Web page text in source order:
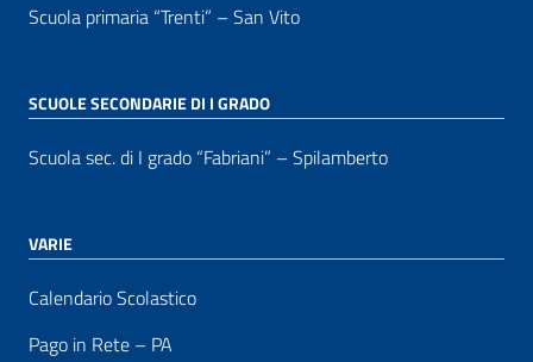
Scuola primaria “Trenti” – San Vito
SCUOLE SECONDARIE DI I GRADO
Scuola sec. di I grado “Fabriani” – Spilamberto
VARIE
Calendario Scolastico
Pago in Rete – PA